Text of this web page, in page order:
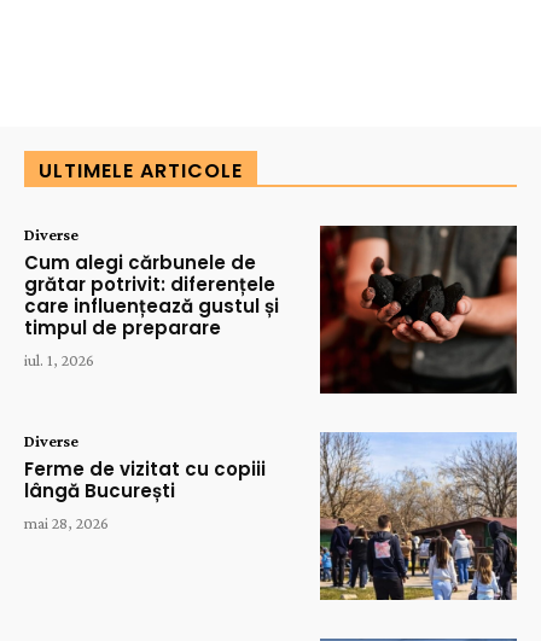
ULTIMELE ARTICOLE
Diverse
Cum alegi cărbunele de
grătar potrivit: diferențele
care influențează gustul și
timpul de preparare
iul. 1, 2026
Diverse
Ferme de vizitat cu copiii
lângă București
mai 28, 2026